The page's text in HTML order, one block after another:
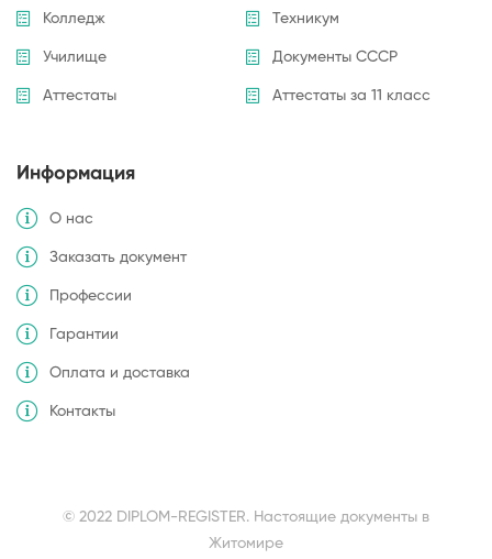
Колледж Техникум
Училище Документы СССР
Аттестаты Аттестаты за 11 класс
Информация
О нас
Заказать документ
Профессии
Гарантии
Оплата и доставка
Контакты
© 2022 DIPLOM-REGISTER. Настоящие документы в
Житомире